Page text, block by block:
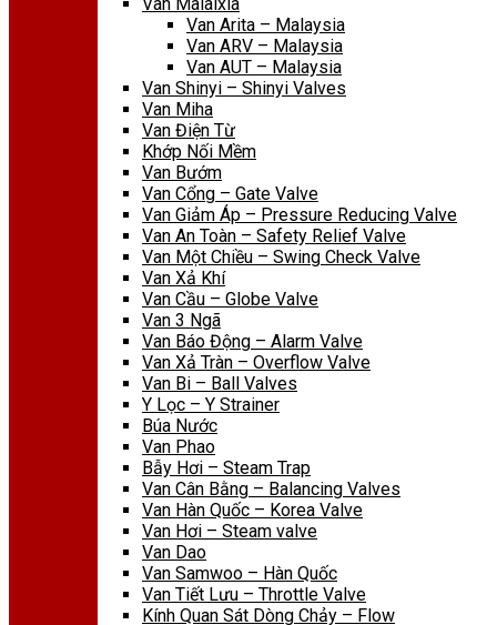
Van Arita – Malaysia
Van ARV – Malaysia
Van AUT – Malaysia
Van Shinyi – Shinyi Valves
Van Miha
Van Điện Từ
Khớp Nối Mềm
Van Bướm
Van Cổng – Gate Valve
Van Giảm Áp – Pressure Reducing Valve
Van An Toàn – Safety Relief Valve
Van Một Chiều – Swing Check Valve
Van Xả Khí
Van Cầu – Globe Valve
Van 3 Ngã
Van Báo Động – Alarm Valve
Van Xả Tràn – Overflow Valve
Van Bi – Ball Valves
Y Lọc – Y Strainer
Búa Nước
Van Phao
Bẫy Hơi – Steam Trap
Van Cân Bằng – Balancing Valves
Van Hàn Quốc – Korea Valve
Van Hơi – Steam valve
Van Dao
Van Samwoo – Hàn Quốc
Van Tiết Lưu – Throttle Valve
Kính Quan Sát Dòng Chảy – Flow